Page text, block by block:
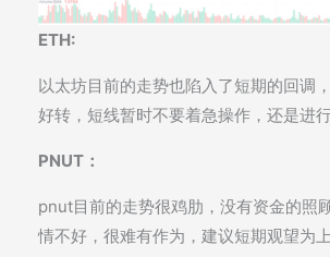
ETH:
以太坊目前的走势也陷入了短期的回调
好转，短线暂时不要着急操作，还是进行
PNUT：
pnut目前的走势很鸡肋，没有资金的照
情不好，很难有作为，建议短期观望为上